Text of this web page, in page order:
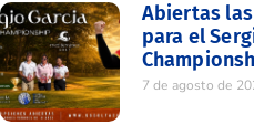
Abiertas
para el
7 de agosto de